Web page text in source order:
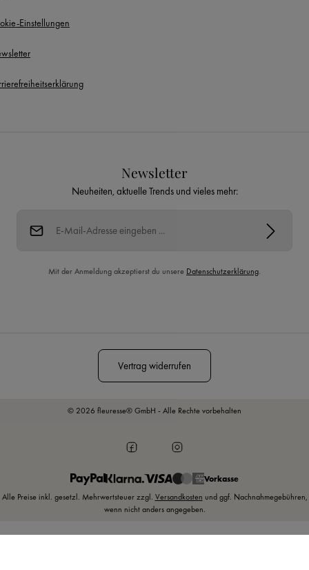
Einstellungen
Newsletter
Neuheiten, aktuelle Trends und vieles mehr:
Mit der Anmeldung akzeptierst du unsere Datenschutzerklärung.
Vertrag widerrufen
© 2026 fleuresse® GmbH - Alle Rechte vorbehalten
Vorkasse
Alle Preise inkl. gesetzl. Mehrwertsteuer zzgl. Versandkosten und ggf. Nachnahmegebühren,
wenn nicht anders angegeben.